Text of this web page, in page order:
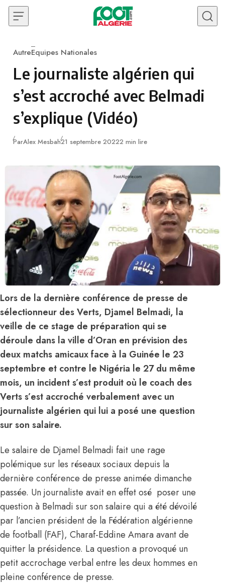
Skip to content
Category
AutreEquipes Nationales
Le journaliste algérien qui
s’est accroché avec Belmadi
s’explique (Vidéo)
ParAlex MesbahPublié
21 septembre 20222 min lire
Lors de la dernière conférence de presse de
sélectionneur des Verts, Djamel Belmadi, la
veille de ce stage de préparation qui se
déroule dans la ville d’Oran en prévision des
deux matchs amicaux face à la Guinée le 23
septembre et contre le Nigéria le 27 du même
mois, un incident s’est produit où le coach des
Verts s’est accroché verbalement avec un
journaliste algérien qui lui a posé une question
sur son salaire.
Le salaire de Djamel Belmadi fait une rage
polémique sur les réseaux sociaux depuis la
dernière conférence de presse animée dimanche
passée. Un journaliste avait en effet osé poser une
question à Belmadi sur son salaire qui a été dévoilé
par l’ancien président de la Fédération algérienne
de football (FAF), Charaf-Eddine Amara avant de
quitter la présidence. La question a provoqué un
petit accrochage verbal entre les deux hommes en
pleine conférence de presse.